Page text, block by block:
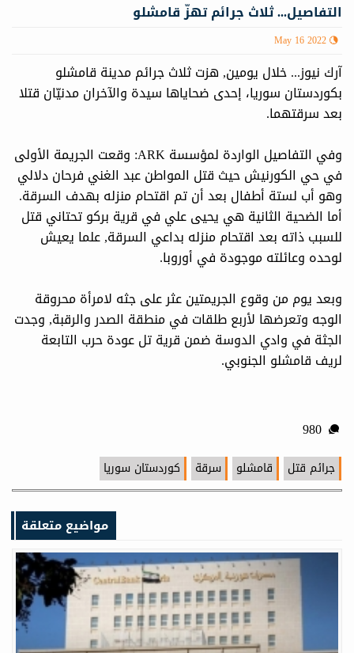
التفاصيل... ثلاث جرائم تهزّ قامشلو
May 16 2022
آرك نيوز... خلال يومين, هزت ثلاث جرائم مدينة قامشلو
بكوردستان سوريا، إحدى ضحاياها سيدة والآخران مدنيّان قتلا
بعد سرقتهما.
وفي التفاصيل الواردة لمؤسسة ARK: وقعت الجريمة الأولى
في حي الكورنيش حيث قتل المواطن عبد الغني فرحان دلالي
وهو أب لستة أطفال بعد أن تم اقتحام منزله بهدف السرقة.
أما الضحية الثانية هي يحيى علي في قرية بركو تحتاني قتل
للسبب ذاته بعد اقتحام منزله بداعي السرقة, علما يعيش
لوحده وعائلته موجودة في أوروبا.
وبعد يوم من وقوع الجريمتين عثر على جثه لامرأة محروقة
الوجه وتعرضها لأربع طلقات في منطقة الصدر والرقبة, وجدت
الجثة في وادي الدوسة ضمن قرية تل عودة حرب التابعة
لريف قامشلو الجنوبي.
جرائم قتل قامشلو سرقة كوردستان سوريا
مواضيع متعلقة